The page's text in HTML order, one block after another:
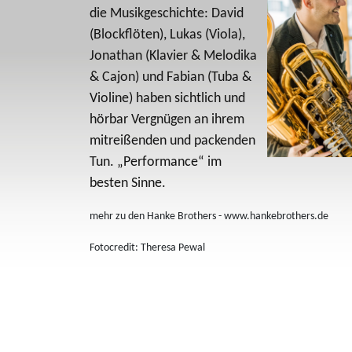
die Musikgeschichte: David
(Blockflöten), Lukas (Viola),
Jonathan (Klavier & Melodika
& Cajon) und Fabian (Tuba &
Violine) haben sichtlich und
hörbar Vergnügen an ihrem
mitreißenden und packenden
Tun. „Performance“ im
besten Sinne.
mehr zu den Hanke Brothers - www.hankebrothers.de
Fotocredit: Theresa Pewal